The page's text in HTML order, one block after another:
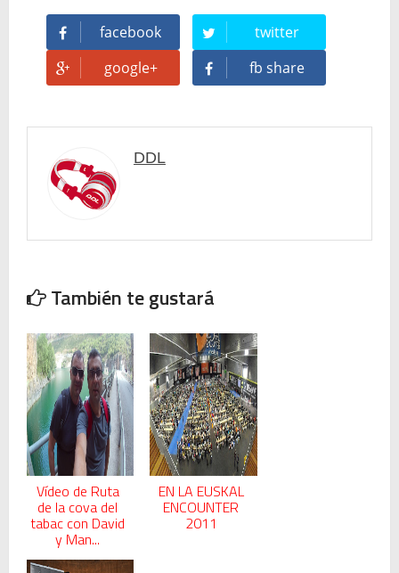
facebook
twitter
google+
fb share
DDL
También te gustará
Vídeo de Ruta
de la cova del
tabac con David
y Man...
EN LA EUSKAL
ENCOUNTER
2011